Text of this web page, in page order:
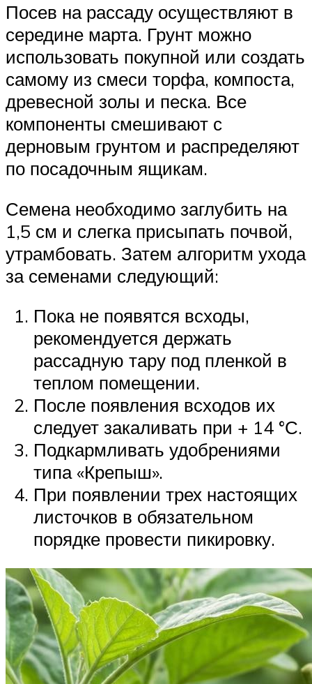
Посев на рассаду осуществляют в
середине марта. Грунт можно
использовать покупной или создать
самому из смеси торфа, компоста,
древесной золы и песка. Все
компоненты смешивают с
дерновым грунтом и распределяют
по посадочным ящикам.
Семена необходимо заглубить на
1,5 см и слегка присыпать почвой,
утрамбовать. Затем алгоритм ухода
за семенами следующий:
Пока не появятся всходы,
рекомендуется держать
рассадную тару под пленкой в
теплом помещении.
После появления всходов их
следует закаливать при + 14 °С.
Подкармливать удобрениями
типа «Крепыш».
При появлении трех настоящих
листочков в обязательном
порядке провести пикировку.